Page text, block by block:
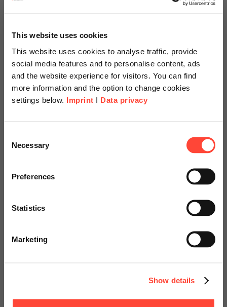
This website uses cookies
This website uses cookies to analyse traffic, provide
social media features and to personalise content, ads
and the website experience for visitors. You can find
more information and the option to change cookies
settings below. Imprint I Data privacy
Selection
Necessary
Preferences
Statistics
Marketing
Show details
Starter Kits
Unsere All-in-one Angebote für Sie
Change Management
Für IT- und digitale Transformationsprojekte
Ihr einfacher und schneller Begleiter auf Ihrem Weg zur
specially adapted offers and